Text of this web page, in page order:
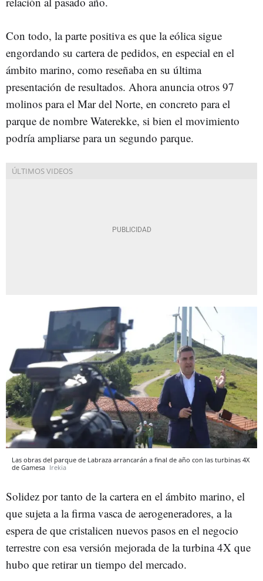
Con todo, la parte positiva es que la eólica sigue
engordando su cartera de pedidos, en especial en el
ámbito marino, como reseñaba en su última
presentación de resultados. Ahora anuncia otros 97
molinos para el Mar del Norte, en concreto para el
parque de nombre Waterekke, si bien el movimiento
podría ampliarse para un segundo parque.
Las obras del parque de Labraza arrancarán a final de año con las turbinas 4X
de Gamesa Irekia
Solidez por tanto de la cartera en el ámbito marino, el
que sujeta a la firma vasca de aerogeneradores, a la
espera de que cristalicen nuevos pasos en el negocio
terrestre con esa versión mejorada de la turbina 4X que
hubo que retirar un tiempo del mercado.